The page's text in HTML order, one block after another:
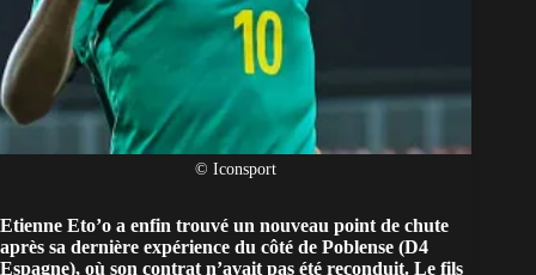
© Iconsport
Etienne Eto’o a enfin trouvé un nouveau point de chute
après sa dernière expérience du côté de Poblense (D4
Espagne), où son contrat n’avait pas été reconduit. Le fils